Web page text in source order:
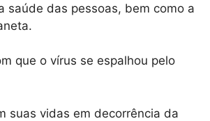
saúde das pessoas, bem como a
que o vírus se espalhou pelo
suas vidas em decorrência da